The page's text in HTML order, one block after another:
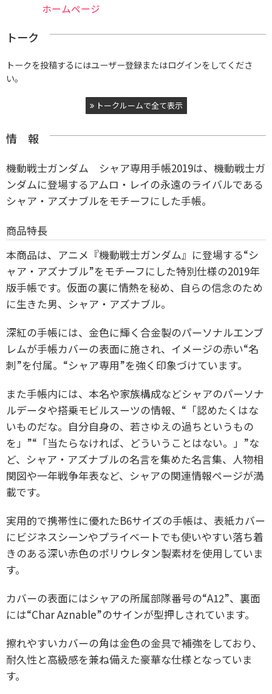
ホームページ
トーク
トークを投稿するにはユーザー登録またはログインをしてくださ
い。
トークルームで全て表示
情 報
機動戦士ガンダム シャア専用手帳2019は、機動戦士ガ
ンダムに登場するアムロ・レイの永遠のライバルである
シャア・アズナブルをモチーフにした手帳。
商品特長
本商品は、アニメ『機動戦士ガンダム』に登場する“シ
ャア・アズナブル”をモチーフにした特別仕様の2019年
版手帳です。 仮面の裏に情熱を秘め、自らの信念のため
に生きた男、シャア・アズナブル。
深紅の手帳には、金色に輝く合金製のパーソナルエンブ
レムが手帳カバーの表面に施され、イメージの赤い“名
刺”を付属。 “シャア専用”を強く印象づけています。
また手帳内には、本名や家族構成などシャアのパーソナ
ルデータや搭乗モビルスーツの情報、 “「認めたくはな
いものだな。自分自身の、若さゆえの過ちというもの
を」”“「当たらなければ、どういうことはない。」”な
ど、 シャア・アズナブルの名言を集めた名言集、人物相
関図や一年戦争年表など、シャアの関連情報ページが満
載です。
実用的で携帯性に優れたB6サイズの手帳は、 表紙カバー
にビジネスシーンやプライベートでも使いやすい落ち着
きのある深い赤色のポリウレタン製素材を使用していま
す。
カバーの表面にはシャアの所属部隊番号の“A12”、裏面
には“Char Aznable”のサインが型押しされています。
擦れやすいカバーの角は金色の金具で補強をしており、
耐久性と高級感を兼ね備えた豪華な仕様となっていま
す。